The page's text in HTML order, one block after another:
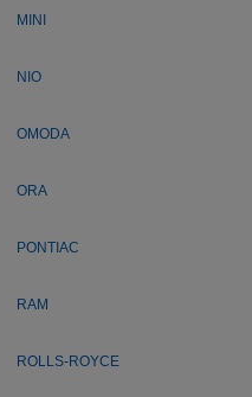
MINI
NIO
OMODA
ORA
PONTIAC
RAM
ROLLS-ROYCE